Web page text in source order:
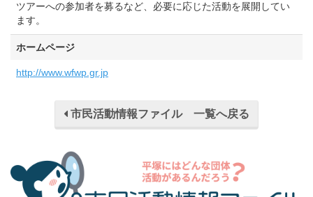
ツアーへの参加者を募るなど、必要に応じた活動を展開してい
ます。
ホームページ
http://www.wfwp.gr.jp
市民活動情報ファイル 一覧へ戻る